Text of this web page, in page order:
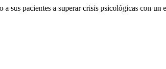
sus pacientes a superar crisis psicológicas con